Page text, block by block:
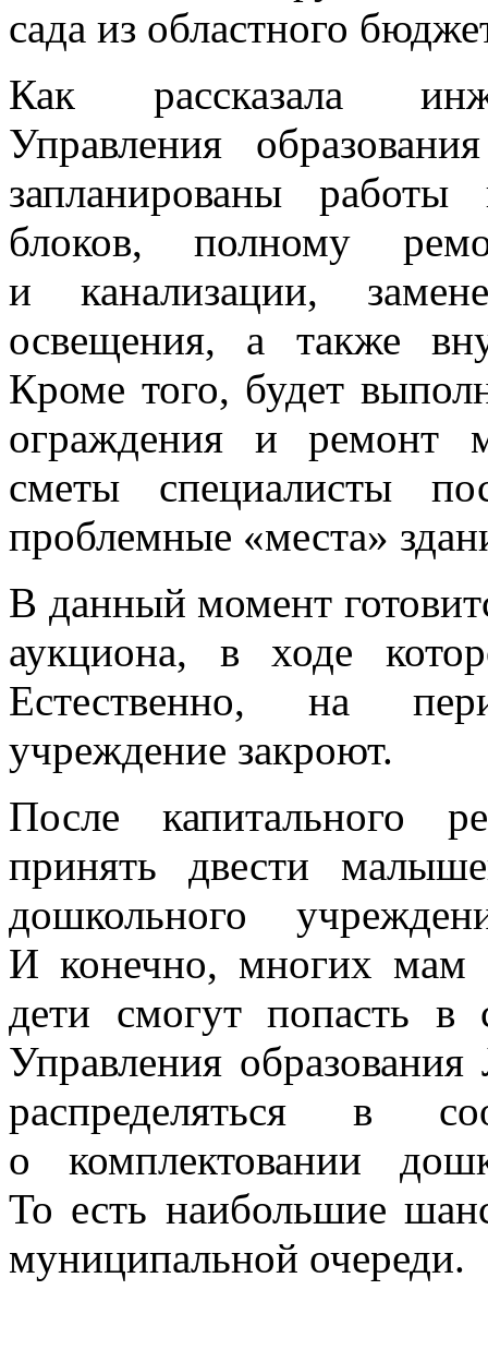
сада из областного
Как рассказала
Управления
запланированы
блоков, полному
и канализации,
освещения, а также
Кроме того, будет
ограждения и ремонт
сметы специалисты
проблемные «места»
В данный момент
аукциона, в ходе
Естественно, на
учреждение закроют.
После капитального
принять двести
дошкольного
И конечно, многих мам
дети смогут попасть в
Управления
распределяться в
о комплектовании
То есть наибольшие
муниципальной очереди.